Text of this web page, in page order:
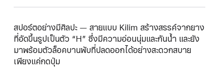
สปอร์ตอย่างมีศิลปะ — สายแบบ Kilim สร้างสรรค์จากยาง
ที่อัดขึ้นรูปเป็นตัว “H” ซึ่งมีความอ่อนนุ่มและกันน้ำ และยัง
มาพร้อมตัวล็อคบานพับที่ปลดออกได้อย่างสะดวกสบาย
เพียงแค่กดปุ่ม